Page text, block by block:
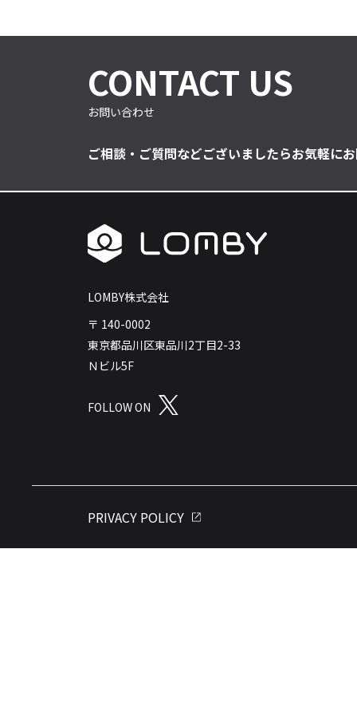
CONTACT US
お問い合わせ
ご相談・ご質問などございましたらお気軽にお
LOMBY株式会社
〒 140-0002
東京都品川区東品川2丁目2-33
Ｎビル5F
FOLLOW ON
PRIVACY POLICY